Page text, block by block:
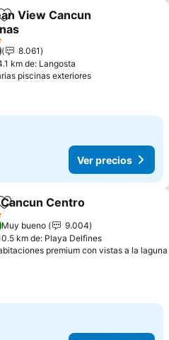
Agregar a favoritos
View Cancun
8.061
km de: Langosta
piscinas exterioresVer precios
Ver precios
Agregar a favoritos
Centro
Muy bueno
9.004
km de: Playa Delfines
premium con vistas a la laguna